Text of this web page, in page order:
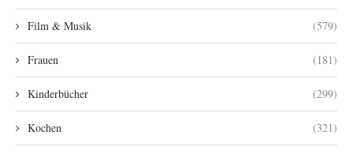
Film & Musik (579)
Frauen (181)
Kinderbücher (299)
Kochen (321)